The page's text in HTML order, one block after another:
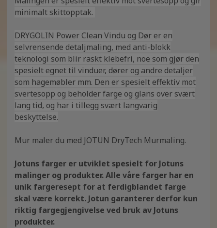
minimalt skittopptak.
DRYGOLIN Power Clean Vindu og Dør er en
selvrensende detaljmaling, med anti-blokk
teknologi som blir raskt klebefri, noe som gjør den
spesielt egnet til vinduer, dører og andre detaljer
som hagemøbler mm. Den er spesielt effektiv mot
svertesopp og beholder farge og glans over svært
lang tid, og har i tillegg svært langvarig
beskyttelse.
Mur maler du med JOTUN DryTech Murmaling.
Jotuns farger er utviklet spesielt for Jotuns
malinger og produkter. Alle våre farger har en
unik fargeresept for at ferdigblandet farge
skal være korrekt. Jotun garanterer derfor kun
riktig fargegjengivelse ved bruk av Jotuns
produkter.